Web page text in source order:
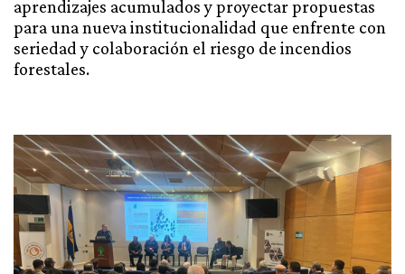
aprendizajes acumulados y proyectar propuestas
para una nueva institucionalidad que enfrente con
seriedad y colaboración el riesgo de incendios
forestales.